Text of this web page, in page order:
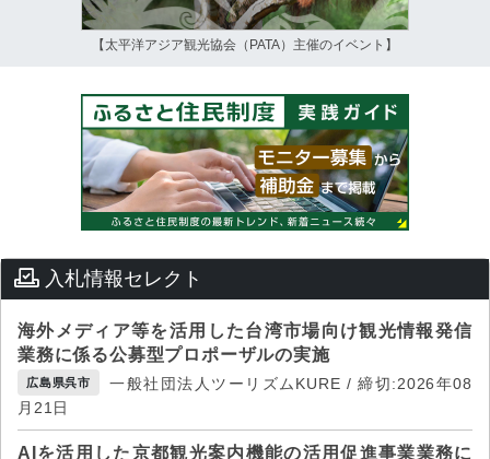
【太平洋アジア観光協会（PATA）主催のイベント】
入札情報セレクト
海外メディア等を活用した台湾市場向け観光情報発信
業務に係る公募型プロポーザルの実施
広島県呉市
一般社団法人ツーリズムKURE / 締切:2026年08
月21日
AIを活用した京都観光案内機能の活用促進事業業務に